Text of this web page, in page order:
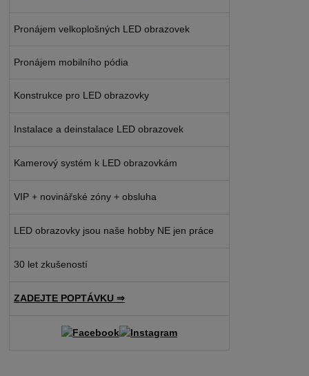
Pronájem velkoplošných LED obrazovek
Pronájem mobilního pódia
Konstrukce pro LED obrazovky
Instalace a deinstalace LED obrazovek
Kamerový systém k LED obrazovkám
VIP + novinářské zóny + obsluha
LED obrazovky jsou naše hobby NE jen práce
30 let zkušeností
ZADEJTE POPTÁVKU ⇒